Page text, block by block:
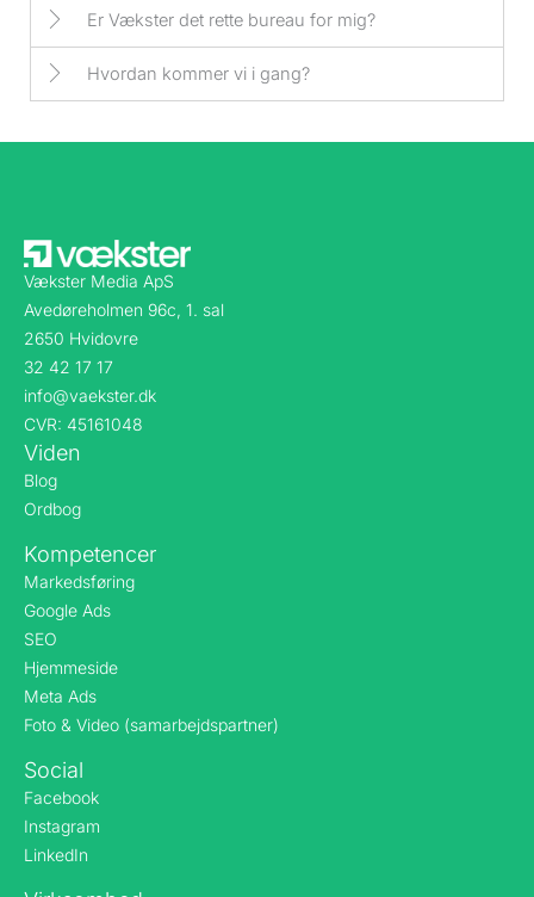
Er Vækster det rette bureau for mig?
Hvordan kommer vi i gang?
Vækster Media ApS
Avedøreholmen 96c, 1. sal
2650 Hvidovre
32 42 17 17
info@vaekster.dk
CVR: 45161048
Viden
Blog
Ordbog
Kompetencer
Markedsføring
Google Ads
SEO
Hjemmeside
Meta Ads
Foto & Video (samarbejdspartner)
Social
Facebook
Instagram
LinkedIn